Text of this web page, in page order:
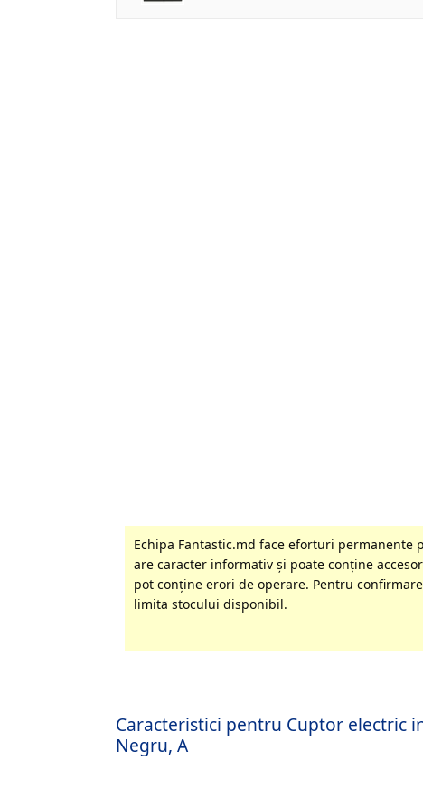
Echipa Fantastic.md face eforturi
are caracter informativ şi poate conţine
pot conţine erori de operare. Pentru
limita stocului disponibil.
Caracteristici pentru Cuptor electric
Negru, A